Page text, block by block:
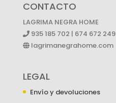
CONTACTO
LAGRIMA NEGRA HOME
935 185 702 | 674 672 249
lagrimanegrahome.com
LEGAL
Envío y devoluciones